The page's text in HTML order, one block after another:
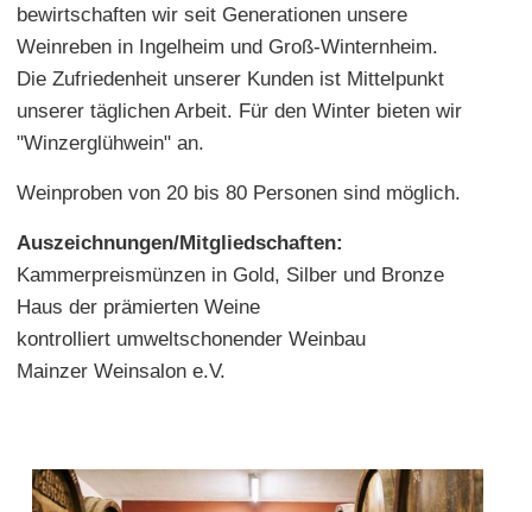
bewirtschaften wir seit Generationen unsere
Weinreben in Ingelheim und Groß-Winternheim.
Die Zufriedenheit unserer Kunden ist Mittelpunkt
unserer täglichen Arbeit. Für den Winter bieten wir
"Winzerglühwein" an.
Weinproben von 20 bis 80 Personen sind möglich.
Auszeichnungen/Mitgliedschaften:
Kammerpreismünzen in Gold, Silber und Bronze
Haus der prämierten Weine
kontrolliert umweltschonender Weinbau
Mainzer Weinsalon e.V.